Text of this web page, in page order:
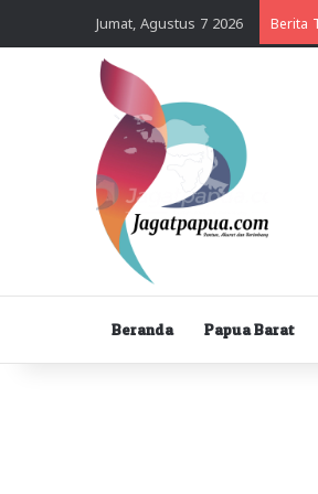
Jumat, Agustus 7 2026 Berita
Beranda Papua Barat